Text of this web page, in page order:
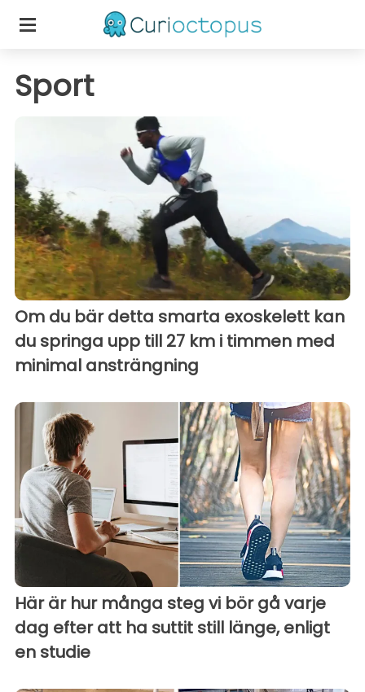
Sport
Om du bär detta smarta exoskelett kan
du springa upp till 27 km i timmen med
minimal ansträngning
Här är hur många steg vi bör gå varje
dag efter att ha suttit still länge, enligt
en studie